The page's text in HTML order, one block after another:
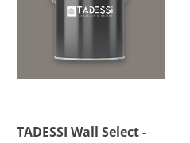
Preis
Versandkostenfrei
TADESSI Wall Select -